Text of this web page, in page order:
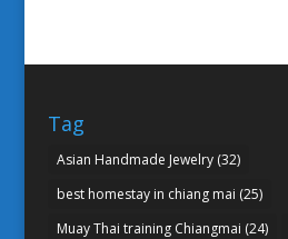
Tag
Asian Handmade Jewelry(32)
best homestay in chiang mai (25)
Muay Thai training Chiangmai (24)